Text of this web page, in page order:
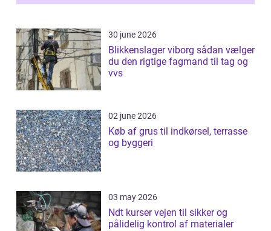
30 june 2026
Blikkenslager viborg sådan vælger
du den rigtige fagmand til tag og
vvs
02 june 2026
Køb af grus til indkørsel, terrasse
og byggeri
03 may 2026
Ndt kurser vejen til sikker og
pålidelig kontrol af materialer